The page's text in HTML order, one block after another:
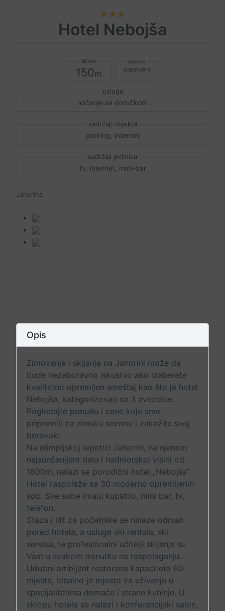
★★★
Hotel Nebojša
150 sopstveni
noćenje sa doručkom
parking, internet
tv, internet, mini-bar
Jahorina
Opis
Zimovanje i skijanje na Jahorini može da
bude nezaboravno iskustvo ako izaberete
kvalitetno opremljen smeštaj kao što je hotel
Nebojša, kategorizovan sa 3 zvezdice.
Pogledajte ponudu i cene koje smo
pripremili za zimsku sezonu i zakažite svoj
boravak!
Na olimpijskoj lepotici Jahorini, na njenom
najsunčanijem delu i nadmorskoj visini od
1600m, nalazi se porodični hotel „Nebojša“.
Hotel raspolaže sa 30 moderno opremljenih
sob. Sve sobe imaju kupatilo, mini bar, tv,
telefon.
Staza i lift za početnike se nalaze odmah
pored hotela, a usluge ski rentala, ski
servisa, te profesionalni učitelji skijanja su
Vam u svakom trenutku na raspolaganju.
Udobni ambijent restorana kapaciteta 80
mjesta, idealno je mjesto za uživanje u
specijalitetima domaće i strane kuhinje. U
sklopu hotela se nalazi i konferencijski salon,